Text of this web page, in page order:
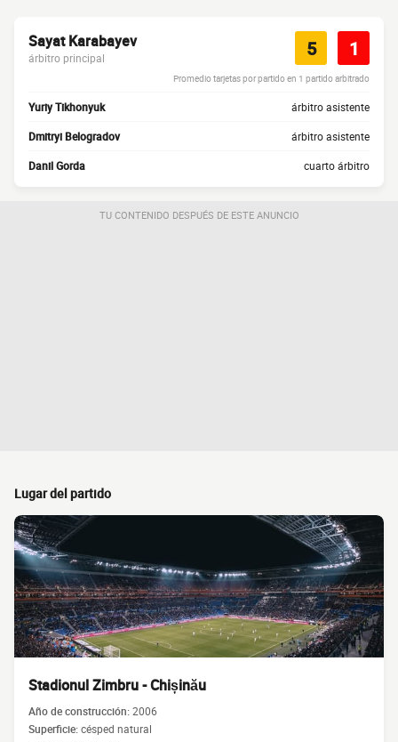
Sayat Karabayev
árbitro principal 5 1
Promedio tarjetas por partido en 1 partido arbitrado
Yuriy Tikhonyuk árbitro asistente
Dmitryi Belogradov árbitro asistente
Danil Gorda cuarto árbitro
TU CONTENIDO DESPUÉS DE ESTE ANUNCIO
Lugar del partido
Stadionul Zimbru - Chișinău
Año de construcción:2006
Superficie:césped natural